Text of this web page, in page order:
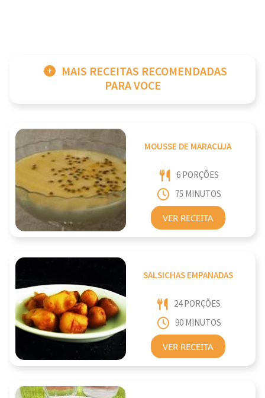
MAIS RECEITAS RECOMENDADAS
PARA VOCE
MOUSSE DE MARACUJA
6 PORÇÕES
75 MINUTOS
VER RECEITA
SALSICHAS EMPANADAS
24 PORÇÕES
90 MINUTOS
VER RECEITA